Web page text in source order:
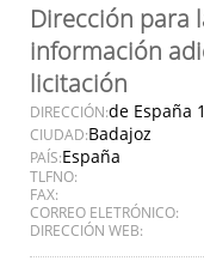
Dirección para
información
licitación
DIRECCIÓN:de España 1
CIUDAD:Badajoz
PAÍS:España
TLFNO:
FAX:
CORREO ELETRÓNICO:
DIRECCIÓN WEB: